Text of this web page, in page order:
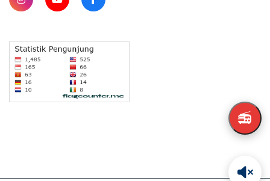
📻